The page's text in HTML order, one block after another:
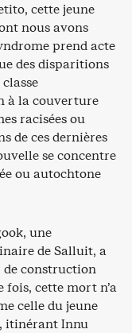
cette jeune
nous avons
prend acte
des disparitions
à la couverture
racisées ou
de ces dernières
se concentre
ou autochtone
une
de Salluit, a
construction
fois, cette mort n’a
celle du jeune
itinérant Innu